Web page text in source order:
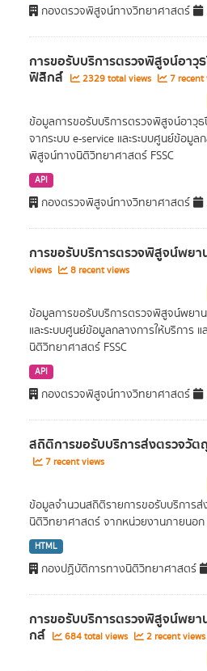
กองตรวจพิสูจน์ทางวิทยาศาสตร์
การขอรับบริการตรวจพิสูจน์อาวุ
ฟิสิกส์ 2329 total views 7 recent
ข้อมูลการขอรับบริการตรวจพิสูจน์อาวุ
จากระบบ e-service และระบบศูนย์ข้อมูล
พิสูจน์ทางนิติวิทยาศาสตร์ FSSC
API
กองตรวจพิสูจน์ทางวิทยาศาสตร์
การขอรับบริการตรวจพิสูจน์พยา
views
8 recent views
ข้อมูลการขอรับบริการตรวจพิสูจน์พยาน
และระบบศูนย์ข้อมูลกลางการให้บริการ
นิติวิทยาศาสตร์ FSSC
API
กองตรวจพิสูจน์ทางวิทยาศาสตร์
สถิติการขอรับบริการส่งตรวจวัต
7 recent views
ข้อมูลจำนวนสถิติรายการขอรับบริการ
นิติวิทยาศาสตร์ จากหน่วยงานภายนอก
HTML
กองปฏิบัติการทางนิติวิทยาศาสตร์
การขอรับบริการตรวจพิสูจน์พย
กส์ 684 total views 2 recent views